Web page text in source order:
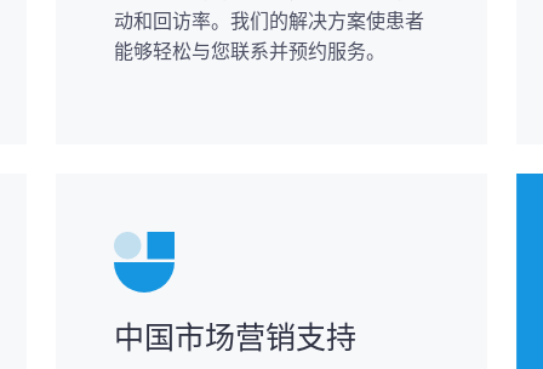
动和回访率。我们的解决方案使患者
能够轻松与您联系并预约服务。
中国市场营销支持